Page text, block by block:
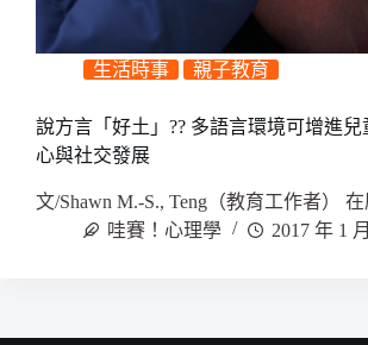
生活時事 親子教育
說方言「好土」?? 多語言環境可增進兒
心與社交發展
文/Shawn M.-S., Teng（教育工作者）
哇賽！心理學
2017 年 1